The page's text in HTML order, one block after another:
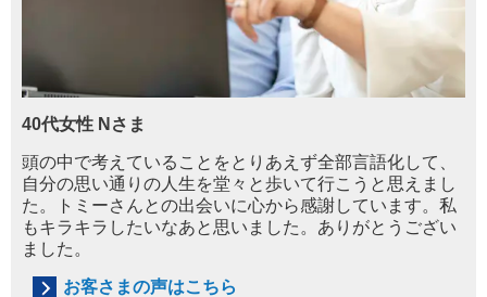
40代女性 Nさま
頭の中で考えていることをとりあえず全部言語化して
自分の思い通りの人生を堂々と歩いて行こ うと思え ま し
た 。トミーさんとの出会いに心から感謝していま す。 私
もキラキラ したいなあと思い ま した 。 ありがと うござい
ま した 。
お客さまの声はこちら